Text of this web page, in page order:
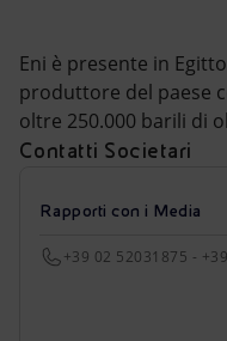
Eni è presente in
produttore del paese
oltre 250.000 barili di
Contatti Societari
Rapporti con i Media
+39 02 52031875 -